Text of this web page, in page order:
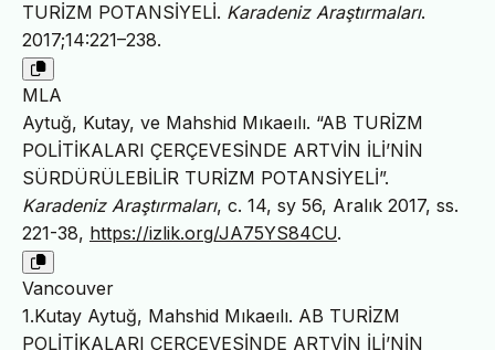
TURİZM POTANSİYELİ. Karadeniz Araştırmaları.
2017;14:221–238.
MLA
Aytuğ, Kutay, ve Mahshid Mıkaeılı. “AB TURİZM
POLİTİKALARI ÇERÇEVESİNDE ARTVİN İLİ’NİN
SÜRDÜRÜLEBİLİR TURİZM POTANSİYELİ”.
Karadeniz Araştırmaları, c. 14, sy 56, Aralık 2017, ss.
221-38, https://izlik.org/JA75YS84CU.
Vancouver
1.Kutay Aytuğ, Mahshid Mıkaeılı. AB TURİZM
POLİTİKALARI ÇERÇEVESİNDE ARTVİN İLİ’NİN